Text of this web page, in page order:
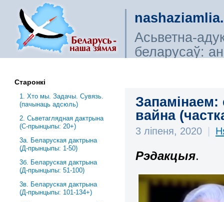
Асьветна-
беларусаў:
Запамінаем:
вайна
3 ліпеня, 2020 |
Рэдакцыя.
Старонкі
1. Хто мы. Задачы. Сувязь.
(пачынаць адсюль)
2. Сьветаглядная дактрына
(С-прынцыпы: 20+)
3a. Беларуская дактрына
(Д-прынцыпы: 1-50)
3б. Беларуская дактрына
(Д-прынцыпы: 51-100)
3в. Беларуская дактрына
(Д-прынцыпы: 101-134+)